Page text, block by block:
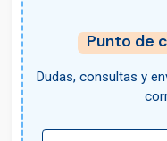
Punto de
Dudas, consultas y